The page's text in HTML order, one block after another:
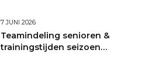
7 JUNI 2026
Teamindeling senioren &
trainingstijden seizoen